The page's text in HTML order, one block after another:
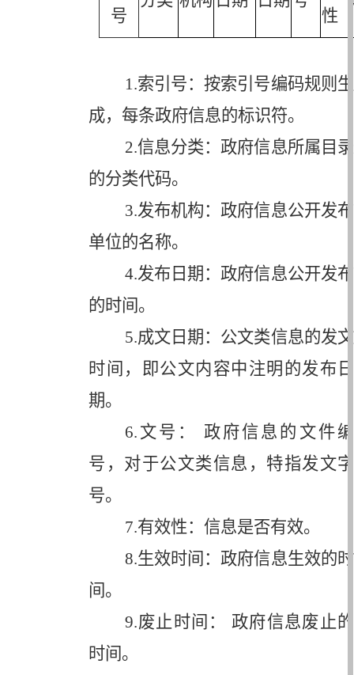
号
性
1.索引号：按索引号编码规则生
成，每条政府信息的标识符。
2.信息分类：政府信息所属目录
的分类代码。
3.发布机构：政府信息公开发布
单位的名称。
4.发布日期：政府信息公开发布
的时间。
5.成文日期：公文类信息的发文
时间，即公文内容中注明的发布日
期。
6. 文号： 政府信息的文件编
号，对于公文类信息，特指发文字
号。
7.有效性：信息是否有效。
8.生效时间：政府信息生效的时
间。
9.废止时间： 政府信息废止的
时间。